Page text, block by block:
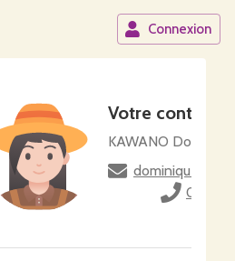
Connexion
Votre contact
KAWANO